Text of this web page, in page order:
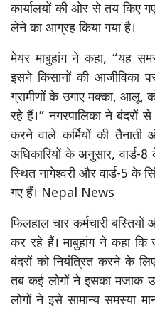
कार्यालयों की ओर से तय किए
लेने का आग्रह किया गया है।
मेयर माबुहांग ने कहा, “यह
इसने किसानों की आजीविका
ग्रामीणों के उगाए मक्का, आलू,
रहे हैं।” नगरपालिका ने बंदरों
करने वाले कर्मियों की तैनाती
अधिकारियों के अनुसार, वार्ड-
स्थित नागेश्वरी और वार्ड-5 के
गए हैं। Nepal News
फिलहाल चार कर्मचारी
कर रहे हैं। माबुहांग ने कहा
बंदरों को नियंत्रित करने के
तब कई लोगों ने इसका मजाक
लोगों ने इसे सामान्य समस्या